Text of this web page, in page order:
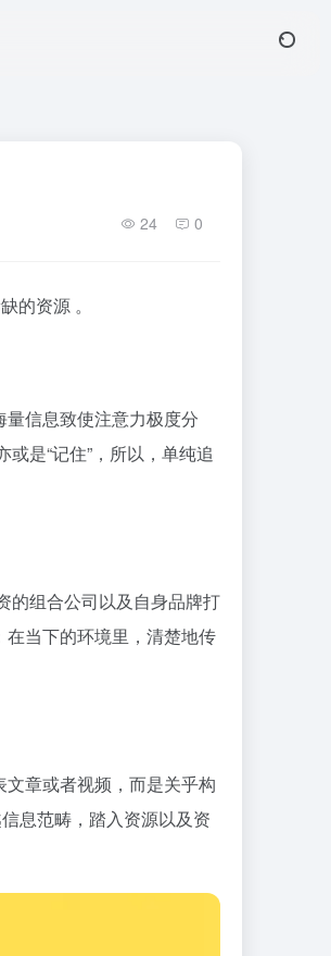
24 0
的资源 。
信息致使注意力极度分
是“记住”，所以，单纯追
的组合公司以及自身品牌打
当下的环境里，清楚地传
章或者视频，而是关乎构
息范畴，踏入资源以及资